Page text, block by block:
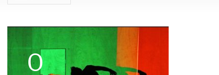
Agathe Pfauwadel Alessandro Bernardeschi
Anne Koren
Carlotta Sagna Catherine Rees
Chiara Gallerani Christian Rizzo Claudia Triozzi